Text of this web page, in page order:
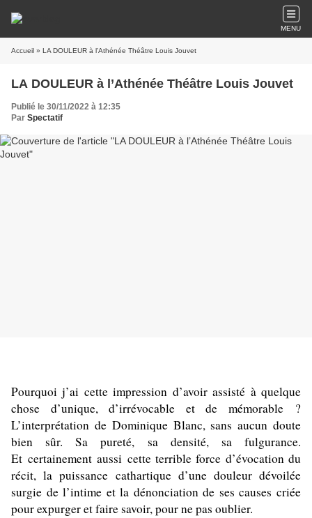
MENU
Accueil » LA DOULEUR à l’Athénée Théâtre Louis Jouvet
LA DOULEUR à l’Athénée Théâtre Louis Jouvet
Publié le 30/11/2022 à 12:35
Par Spectatif
Pourquoi j’ai cette impression d’avoir assisté à quelque
chose d’unique, d’irrévocable et de mémorable ?
L’interprétation de Dominique Blanc, sans aucun doute
bien sûr. Sa pureté, sa densité, sa fulgurance.
Et certainement aussi cette terrible force d’évocation du
récit, la puissance cathartique d’une douleur dévoilée
surgie de l’intime et la dénonciation de ses causes criée
pour expurger et faire savoir, pour ne pas oublier.